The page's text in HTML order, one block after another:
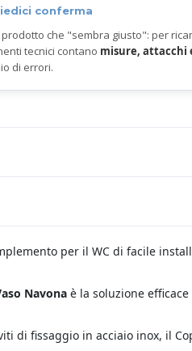
conferma
che "sembra giusto": per
tecnici contano misure, attacchi
di errori.
per il WC di facile
Navonaè la soluzione
di fissaggio in acciaio inox, il